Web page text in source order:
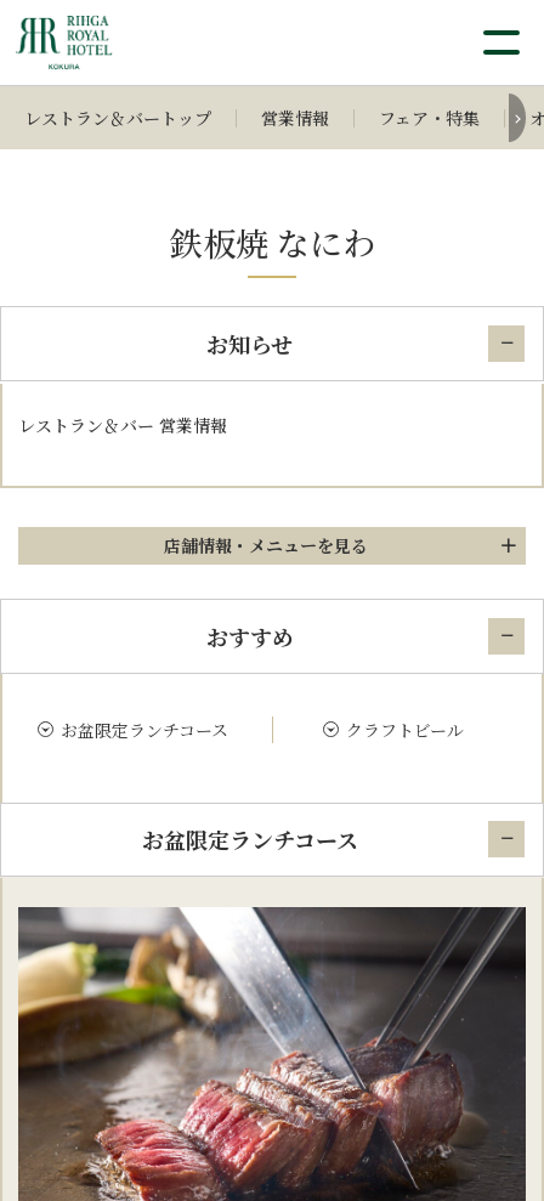
レストラン＆バートップ 営業情報 フェア・特集
鉄板焼 なにわ
お知らせ
レストラン＆バー 営業情報
店舗情報 ・メニューを見る
おすすめ
お盆限定ランチコース クラフトビール
お盆限定ランチコース